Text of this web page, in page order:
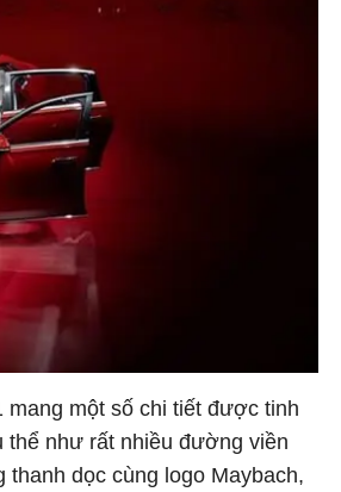
mang một số chi tiết được tinh
như rất nhiều đường viền
dọc cùng logo Maybach,